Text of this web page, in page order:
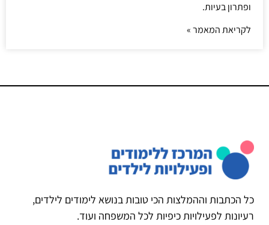
ופתרון בעיות.
לקריאת המאמר »
כל הכתבות וההמלצות הכי טובות בנושא לימודים לילדים,
רעיונות לפעילויות כיפיות לכל המשפחה ועוד.